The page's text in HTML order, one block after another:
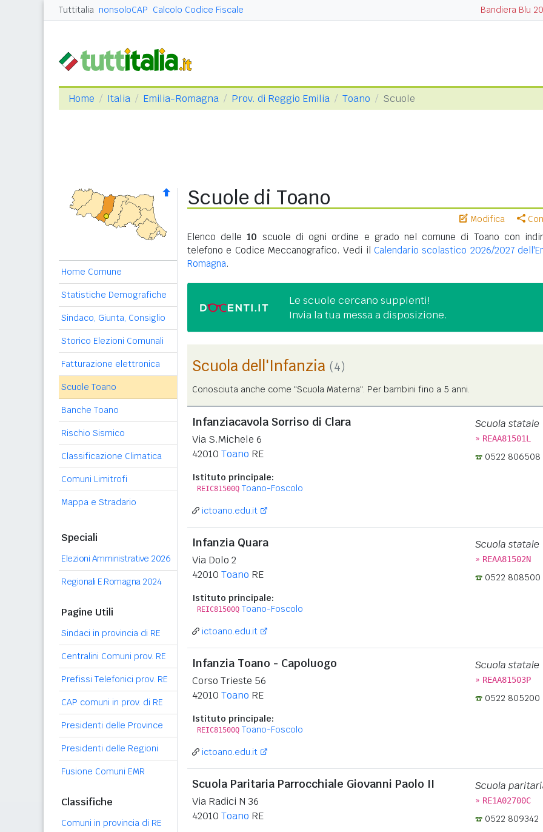
Tuttitalia nonsoloCAP Calcolo Codice Fiscale Bandiera Blu
Home Italia Emilia-Romagna Prov. di Reggio Emilia Toano Scuole
Home Comune
Statistiche Demografiche
Sindaco, Giunta, Consiglio
Storico Elezioni Comunali
Fatturazione elettronica
Scuole Toano
Banche Toano
Rischio Sismico
Classificazione Climatica
Comuni Limitrofi
Mappa e Stradario
Speciali
Elezioni Amministrative 2026
Regionali E.Romagna 2024
Pagine Utili
Sindaci in provincia di RE
Centralini Comuni prov. RE
Prefissi Telefonici prov. RE
CAP comuni in prov. di RE
Presidenti delle Province
Presidenti delle Regioni
Fusione Comuni EMR
Classifiche
Comuni in provincia di RE
Scuole di Toano
Modifica
Elenco delle10 scuole di ogni ordine e grado nel comune di Toano con
telefono e Codice Meccanografico. Vedi il Calendario scolastico 2026/2027
Romagna.
Le scuole cercano supplenti!
Invia la tua messa a disposizione.
Scuola dell'Infanzia (4)
Conosciuta anche come "Scuola Materna". Per bambini fino a 5 anni.
Infanziacavola Sorriso di Clara
Via S.Michele 6
42010 Toano RE
Istituto principale:
REIC81500Q Toano-Foscolo
Scuola statale
» REAA81501L
0522 806508
ictoano.edu.it
Infanzia Quara
Via Dolo 2
42010 Toano RE
Istituto principale:
REIC81500Q Toano-Foscolo
Scuola statale
» REAA81502N
0522 808500
ictoano.edu.it
Infanzia Toano - Capoluogo
Corso Trieste 56
42010 Toano RE
Istituto principale:
REIC81500Q Toano-Foscolo
Scuola statale
» REAA81503P
0522 805200
ictoano.edu.it
Scuola Paritaria Parrocchiale Giovanni Paolo II
Via Radici N 36
42010 Toano RE
Scuola
» RE1A02700C
0522 809342